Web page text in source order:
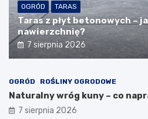
OGRÓD TARAS
Taras z płyt betonowych –
nawierzchnię?
7 sierpnia 2026
OGRÓD ROŚLINY OGRODOWE
Naturalny wróg kuny – co
7 sierpnia 2026